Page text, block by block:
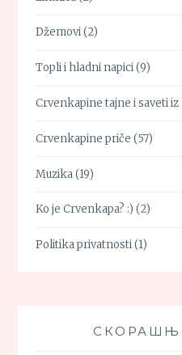
Džemovi(2)
Topli i hladni napici(9)
Crvenkapine tajne i saveti
Crvenkapine priče (57)
Muzika(19)
Ko je Crvenkapa? :) (2)
Politika privatnosti(1)